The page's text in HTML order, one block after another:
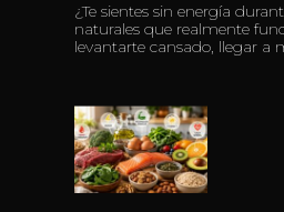
¿Te sientes sin energía
naturales que realmente
levantarte cansado, llegar a